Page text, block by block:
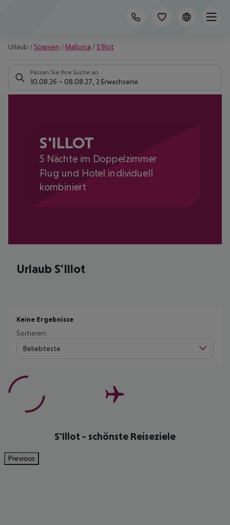
Urlaub / Spanien / Mallorca / S'Illot
Passen Sie Ihre Suche an
10.08.26 – 08.08.27 2 Erwachsene
S'ILLOT
5 Nächte im Doppelzimmer
Flug und Hotel individuell
kombiniert
Urlaub S'Illot
Keine Ergebnisse
Sortieren:
Beliebteste
S'Illot - schönste Reiseziele
Previous